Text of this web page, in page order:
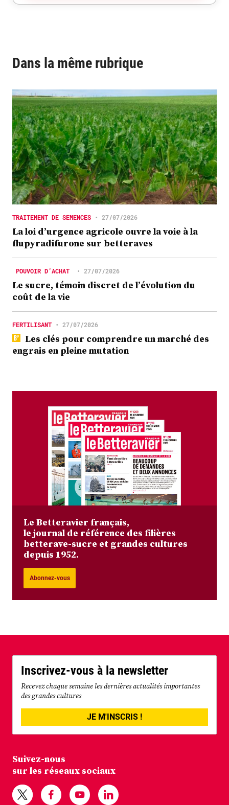
Dans la même rubrique
TRAITEMENT DE SEMENCES • 27/07/2026
La loi d’urgence agricole ouvre la voie à la
flupyradifurone sur betteraves
POUVOIR D’ACHAT • 27/07/2026
Le sucre, témoin discret de l’évolution du
coût de la vie
FERTILISANT • 27/07/2026
Les clés pour comprendre un marché des
engrais en pleine mutation
Le Betteravier français,
le journal de référence des filières
betterave-sucre et grandes cultures
depuis 1952.
Abonnez-vous
Inscrivez-vous à la newsletter
Recevez chaque semaine les dernières actualités importantes
des grandes cultures
JE M'INSCRIS !
Suivez-nous
sur les réseaux sociaux